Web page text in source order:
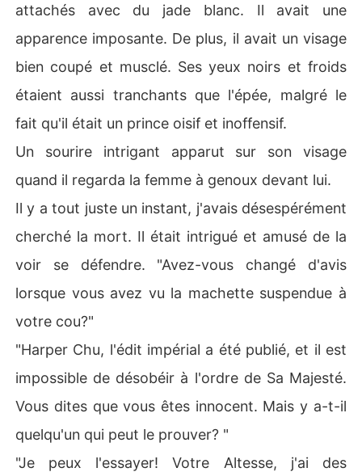
attachés avec du jade blanc. Il avait une
apparence imposante. De plus, il avait un visage
bien coupé et musclé. Ses yeux noirs et froids
étaient aussi tranchants que l'épée, malgré le
fait qu'il était un prince oisif et inoffensif.
Un sourire intrigant apparut sur son visage
quand il regarda la femme à genoux devant lui.
Il y a tout juste un instant, j'avais désespérément
cherché la mort. Il était intrigué et amusé de la
voir se défendre. "Avez-vous changé d'avis
lorsque vous avez vu la machette suspendue à
votre cou?"
"Harper Chu, l'édit impérial a été publié, et il est
impossible de désobéir à l'ordre de Sa Majesté.
Vous dites que vous êtes innocent. Mais y a-t-il
quelqu'un qui peut le prouver? "
"Je peux l'essayer! Votre Altesse, j'ai des